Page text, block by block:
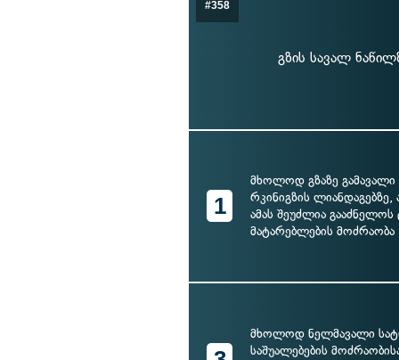
#358
გზის სავალ
1
მხოლოდ გზაზე გამავალი
რკინიგზის
ამას შეუძლია გააძნელოს
მატარებლების მოძრაობა
მხოლოდ ნელმავალი
საშუალებების